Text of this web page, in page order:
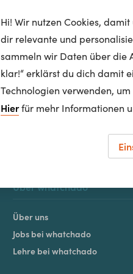
Über whatchado
Über uns
Jobs bei whatchado
Lehre bei whatchado
Hi! Wir nutzen Cookies,
dir relevante und
sammeln wir Daten über die
klar!“ erklärst du dich damit
Technologien verwenden,
Hierfür mehr Informationen